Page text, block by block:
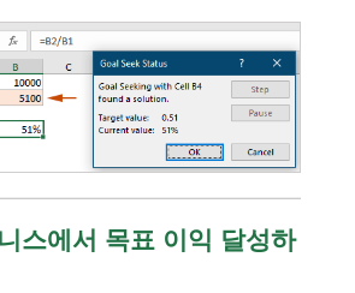
스에서 목표 이익 달성하